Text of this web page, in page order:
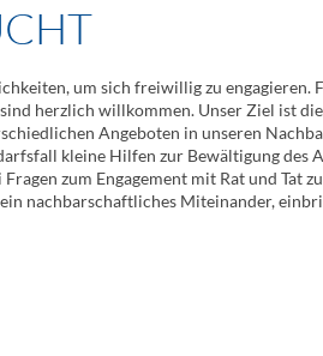
um sich freiwillig zu engagieren.
herzlich willkommen. Unser Ziel ist
Angeboten in unseren
kleine Hilfen zur Bewältigung des
zum Engagement mit Rat und Tat
nachbarschaftliches Miteinander,